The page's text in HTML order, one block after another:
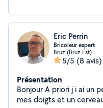
Eric Perrin
Bricoleur expert
Bruz (Bruz Est)
5/5 (8 avis)
Présentation
Bonjour A priori j i ai un
mes doigts et un cerveau perfectionniste qui cherche